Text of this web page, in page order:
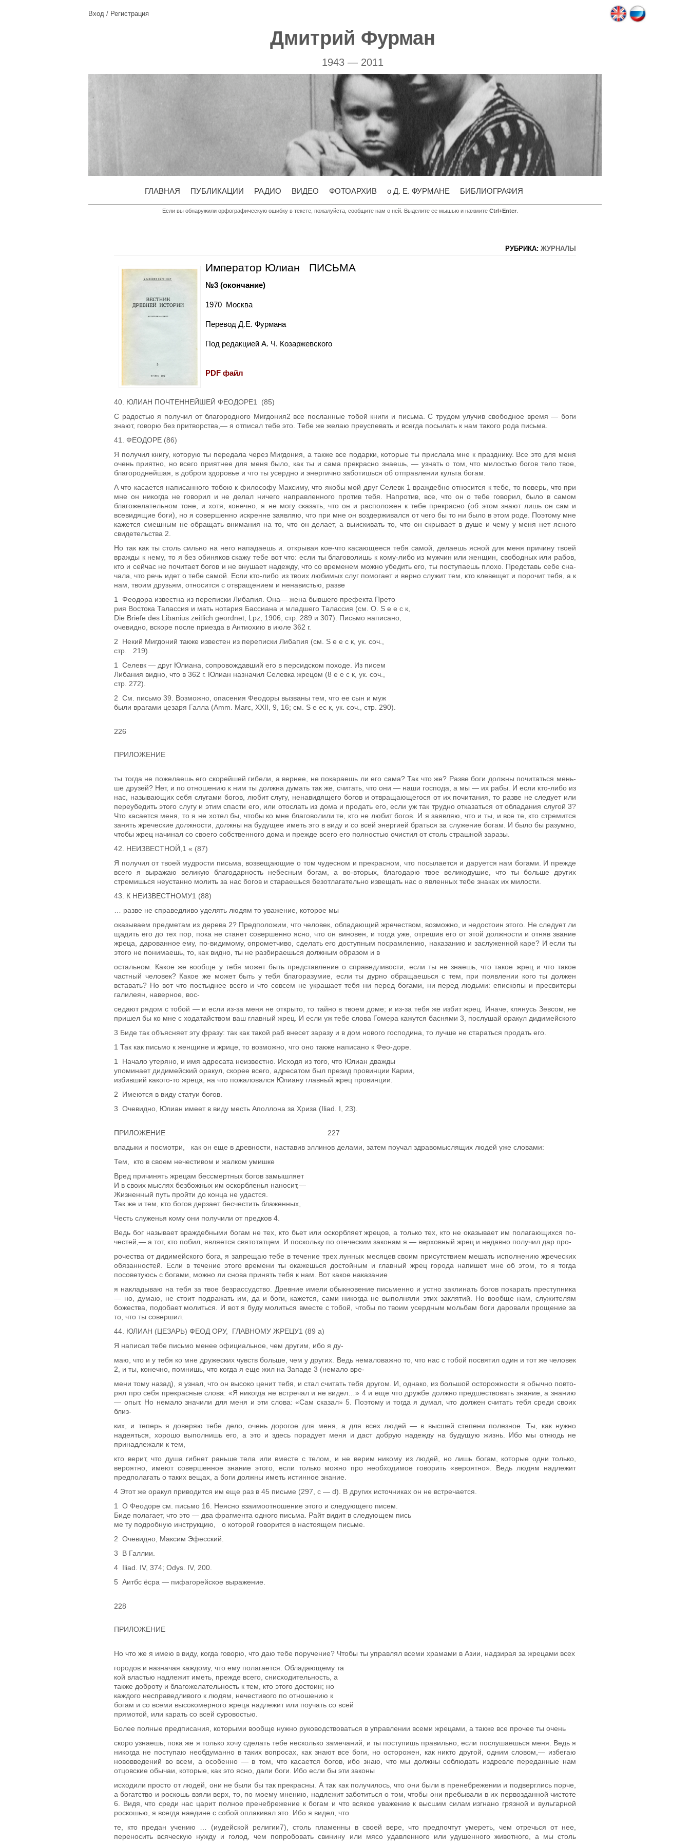
Дмитрий Фурман
1943 — 2011
Вход / Регистрация
ГЛАВНАЯ ПУБЛИКАЦИИ РАДИО ВИДЕО ФОТОАРХИВ о Д. Е. ФУРМАНЕ БИБЛИОГРАФИЯ
Если вы обнаружили орфографическую ошибку в тексте, пожалуйста, сообщите нам о ней. Выделите ее мышью и нажмите Ctrl+Enter.
РУБРИКА: ЖУРНАЛЫ
Император Юлиан ПИСЬМА
№3 (окончание)
1970 Москва
Перевод Д.Е. Фурмана
Под редакцией А. Ч. Козаржевского
PDF файл
40. ЮЛИАН ПОЧТЕННЕЙШЕЙ ФЕОДОРЕ1
(85)
С радостью я получил от благородного Мигдония2 все послан­ные тобой книги и письма. С трудом улучив свободное время — бо­ги
знают, говорю без притворства,— я отписал тебе это. Тебе же же­лаю преуспевать и всегда посылать к нам такого рода письма.
41. ФЕОДОРЕ (86)
Я получил книгу, которую ты передала через Мигдония, а также все подарки, которые ты прислала мне к празднику. Все это для меня
очень приятно, но всего приятнее для меня было, как ты и сама прекрасно знаешь, — узнать о том, что милостью бо­гов тело твое,
благороднейшая, в добром здоровье и что ты усердно и энергично заботишься об отправлении культа богам.
А что касается написанного тобою к философу Максиму, что яко­бы мой друг Селевк 1 враждебно относится к тебе, то поверь, что при
мне он никогда не говорил и не делал ничего направленного против тебя. Напротив, все, что он о тебе говорил, было в самом
благожела­тельном тоне, и хотя, конечно, я не могу сказать, что он и располо­жен к тебе прекрасно (об этом знают лишь он сам и
всевидящие боги), но я совершенно искренне заявляю, что при мне он воздерживался от чего бы то ни было в этом роде. Поэтому мне
кажется смешным не обращать внимания на то, что он делает, а выискивать то, что он скрывает в душе и чему у меня нет ясного
свидетельства 2
Но так как ты столь сильно на него нападаешь и. открывая кое-что касающееся тебя самой, делаешь ясной для меня причину твоей
вражды к нему, то я без обиняков скажу тебе вот что: если ты благо­волишь к кому-либо из мужчин или женщин, свободных или рабов,
кто и сейчас не почитает богов и не внушает надежду, что со време­нем можно убедить его, ты поступаешь плохо. Представь себе сна­
чала, что речь идет о тебе самой. Если кто-либо из твоих любимых слуг помогает и верно служит тем, кто клевещет и порочит тебя, а к
нам, твоим друзьям, относится с отвращением и ненавистью, разве
1
Феодора известна из переписки Либапия. Она— жена бывшего префекта Прето­
рия Востока Талассия и мать нотария Бассиана и младшего Талассия (см. О. S е е с к,
Die Briefe des Libanius zeitlich geordnet, Lpz, 1906, стр. 289 и 307). Письмо написано,
очевидно, вскоре после приезда в Антиохию в июле 362 г.
2 Некий Мигдoний также известен из переписки Либапия (см. S e е с к, ук. соч.,
стр. 219).
1
Селевк — друг Юлиана, сопровождавший его в персидском походе. Из писем
Либания видно, что в 362 г. Юлиан назначил Селевка жрецом (8 е е с к, ук. соч.,
стр. 272).
2 См. письмо 39. Возможно, опасения Феодоры вызваны тем, что ее сын и муж
были врагами цезаря Галла (Аmm. Магc, XXII, 9, 16; см. S е еc к, ук. соч., стр. 290).
226
ПРИЛОЖЕНИЕ
ты тогда не пожелаешь его скорейшей гибели, а вернее, не покараешь ли его сама? Так что же? Разве боги должны почитаться мень­
ше друзей? Нет, и по отношению к ним ты должна думать так же, считать, что они — наши господа, а мы — их рабы. И если кто-либо из
нас, называющих себя слугами богов, любит слугу, ненавидящего богов и отвращающегося от их почитания, то разве не следует или
переубедить этого слугу и этим спасти его, или отослать из дома и продать его, если уж так трудно отказаться от обладания слугой 3?
Что касается меня, то я не хотел бы, чтобы ко мне благоволили те, кто не любит богов. И я заявляю, что и ты, и все те, кто стремится
занять жреческие должности, должны на будущее иметь это в виду и со всей энергией браться за служение богам. И было бы разумно,
чтобы жрец начинал со своего собственного дома и прежде всего его полностью очистил от столь страшной заразы.
42. НЕИЗВЕСТНОЙ ,1 « (87)
Я получил от твоей мудрости письма, возвещающие о том чудес­ном и прекрасном, что посылается и даруется нам богами. И прежде
всего я выражаю великую благодарность небесным богам, а во-вто­рых, благодарю твое великодушие, что ты больше других
стремишься неустанно молить за нас богов и стараешься безотлагательно изве­щать нас о явленных тебе знаках их милости.
43. К НЕИЗВЕСТНОМУ1 (88)
… разве не справедливо уделять людям то уважение, которое мы
оказываем предметам из дерева 2? Предположим, что человек, обла­дающий жречеством, возможно, и недостоин этого. Не следует ли
щадить его до тех пор, пока не станет совершенно ясно, что он вино­вен, и тогда уже, отрешив его от этой должности и отняв звание
жре­ца, дарованное ему, по-видимому, опрометчиво, сделать его доступ­ным посрамлению, наказанию и заслуженной каре? И если ты
этого не понимаешь, то, как видно, ты не разбираешься должным образом и в
остальном. Какое же вообще у тебя может быть представление о спра­ведливости, если ты не знаешь, что такое жрец и что такое
частный человек? Какое же может быть у тебя благоразумие, если ты дурно обращаешься с тем, при появлении кого ты должен
вставать? Но вот что постыднее всего и что совсем не украшает тебя ни перед богами, ни перед людьми: епископы и пресвитеры
галилеян, наверное, вос-
седают рядом с тобой — и если из-за меня не открыто, то тайно в твоем доме; и из-за тебя же избит жрец. Иначе, клянусь Зевсом, не
пришел бы ко мне с ходатайством ваш главный жрец. И если уж тебе слова Гомера кажутся баснями 3 , послушай оракул дидимейского
3 Биде так объясняет эту фразу: так как такой раб внесет заразу и в дом нового господина, то лучше не стараться продать его.
1 Так как письмо к женщине и жрице, то возможно, что оно также написано к Фео-доре.
1
Начало утеряно, и имя адресата неизвестно. Исходя из того, что Юлиан дважды
упоминает дидимейский оракул, скорее всего, адресатом был презид провинции Карии,
избивший какого-то жреца, на что пожаловался Юлиану главный жрец провинции.
2 Имеются в виду статуи богов.
3 Очевидно, Юлиан имеет в виду месть Аполлона за Хриза (Iliad. I, 23).
ПРИЛОЖЕНИЕ 227
владыки и посмотри, как он еще в древности, наставив эллинов де­лами, затем поучал здравомыслящих людей уже словами:
Тем, кто в своем нечестивом и жалком умишке
Вред причинять жрецам бессмертных богов замышляет
И в своих мыслях безбожных им оскорбленья наносит,—
Жизненный путь пройти до конца не удастся.
Так же и тем, кто богов дерзает бесчестить блаженных,
Честь служенья кому они получили от предков 4
Ведь бог называет враждебными богам не тех, кто бьет или оскорб­ляет жрецов, а только тех, кто не оказывает им полагающихся по­
честей,— а тот, кто побил, является святотатцем. И поскольку по отеческим законам я — верховный жрец и недавно получил дар про-
рочества от дидимейского бога, я запрещаю тебе в течение трех лун­ных месяцев своим присутствием мешать исполнению жреческих
обязанностей. Если в течение этого времени ты окажешься достойным и главный жрец города напишет мне об этом, то я тогда
посоветуюсь с богами, можно ли снова принять тебя к нам. Вот какое наказание
я накладываю на тебя за твое безрассудство. Древние имели обыкно­вение письменно и устно заклинать богов покарать преступника
— но, думаю, не стоит подражать им, да и боги, кажется, сами никогда не выполняли этих заклятий. Но вообще нам, служителям
божества, подобает молиться. И вот я буду молиться вместе с тобой, чтобы по твоим усердным мольбам боги даровали прощение за
то, что ты со­вершил.
44. ЮЛИАН (ЦЕЗАРЬ) ФЕОД ОРУ, ГЛАВНОМУ ЖРЕЦУ1 (89 а)
Я написал тебе письмо менее официальное, чем другим, ибо я ду-
маю, что и у тебя ко мне дружеских чувств больше, чем у других. Ведь немаловажно то, что нас с тобой посвятил один и тот же человек
2 , и ты, конечно, помнишь, что когда я еще жил на Западе 3 (немало вре-
мени тому назад), я узнал, что он высоко ценит тебя, и стал считать тебя другом. И, однако, из большой осторожности я обычно повто­
рял про себя прекрасные слова: «Я никогда не встречал и не ви­дел…» 4и еще что дружбе должно предшествовать знание, а зна­нию
— опыт. Но немало значили для меня и эти слова: «Сам сказал» 5 . Поэтому и тогда я думал, что должен считать тебя среди своих
близ-
ких, и теперь я доверяю тебе дело, очень дорогое для меня, а для всех людей — в высшей степени полезное. Ты, как нужно
надеяться, хорошо выполнишь его, а это и здесь порадует меня и даст добрую надежду на будущую жизнь. Ибо мы отнюдь не
принадлежали к тем,
кто верит, что душа гибнет раньше тела или вместе с телом, и не верим никому из людей, но лишь богам, которые одни только,
вероятно, имеют совершенное знание этого, если только можно про необходи­мое говорить «вероятно». Ведь людям надлежит
предполагать о та­ких вещах, а боги должны иметь истинное знание.
4 Этот же оракул приводится им еще раз в 45 письме (297, с — d). В других источ­никах он не встречается.
1
О Феодоре см. письмо 16. Неясно взаимоотношение этого и следующего писем.
Биде полагает, что это — два фрагмента одного письма. Райт видит в следующем пись­
ме ту подробную инструкцию, о которой говорится в настоящем письме.
2 Очевидно, Максим Эфесский.
3 В Галлии.
4 Iliad. IV, 374; Odys. IV, 200.
5 Аитбс ёсра — пифагорейское выражение.
228
ПРИЛОЖЕНИЕ
Но что же я имею в виду, когда говорю, что даю тебе поручение? Чтобы ты управлял всеми храмами в Азии, надзирая за жрецами всех
городов и назначая каждому, что ему полагается. Обладающему та­
кой властью надлежит иметь, прежде всего, снисходительность, а
также доброту и благожелательность к тем, кто этого достоин; но
каждого несправедливого к людям, нечестивого по отношению к
богам и со всеми высокомерного жреца надлежит или поучать со всей
прямотой, или карать со всей суровостью.
Более полные предписания, которыми вообще нужно руководст­воваться в управлении всеми жрецами, а также все прочее ты очень
скоро узнаешь; пока же я только хочу сделать тебе несколько заме­чаний, и ты поступишь правильно, если послушаешься меня. Ведь я
никогда не поступаю необдуманно в таких вопросах, как знают все боги, но осторожен, как никто другой, одним словом,— избегаю
нововведений во всем, а особенно — в том, что касается богов, ибо знаю, что мы должны соблюдать издревле переданные нам
отцовские обычаи, которые, как это ясно, дали боги. Ибо если бы эти законы
исходили просто от людей, они не были бы так прекрасны. А так как получилось, что они были в пренебрежении и подверглись порче,
а богатство и роскошь взяли верх, то, по моему мнению, надлежит заботиться о том, чтобы они пребывали в их первозданной чистоте
6 . Видя, что среди нас царит полное пренебрежение к богам и что всякое уважение к высшим силам изгнано грязной и вульгарной
роскошью, я всегда наедине с собой оплакивал это. Ибо я видел, что
те, кто предан учению … (иудейской религии7), столь пламенны в своей вере, что предпочтут умереть, чем отречься от нее,
переносить всяческую нужду и голод, чем попробовать свинину или мясо удавленного или удушенного животного, а мы столь